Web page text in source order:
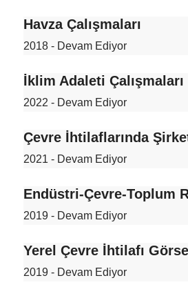
Havza Çalışmaları
2018 - Devam Ediyor
İklim Adaleti Çalışmaları
2022 - Devam Ediyor
Çevre İhtilaflarında
2021 - Devam Ediyor
Endüstri-Çevre-Toplum
2019 - Devam Ediyor
Yerel Çevre İhtilafı
2019 - Devam Ediyor